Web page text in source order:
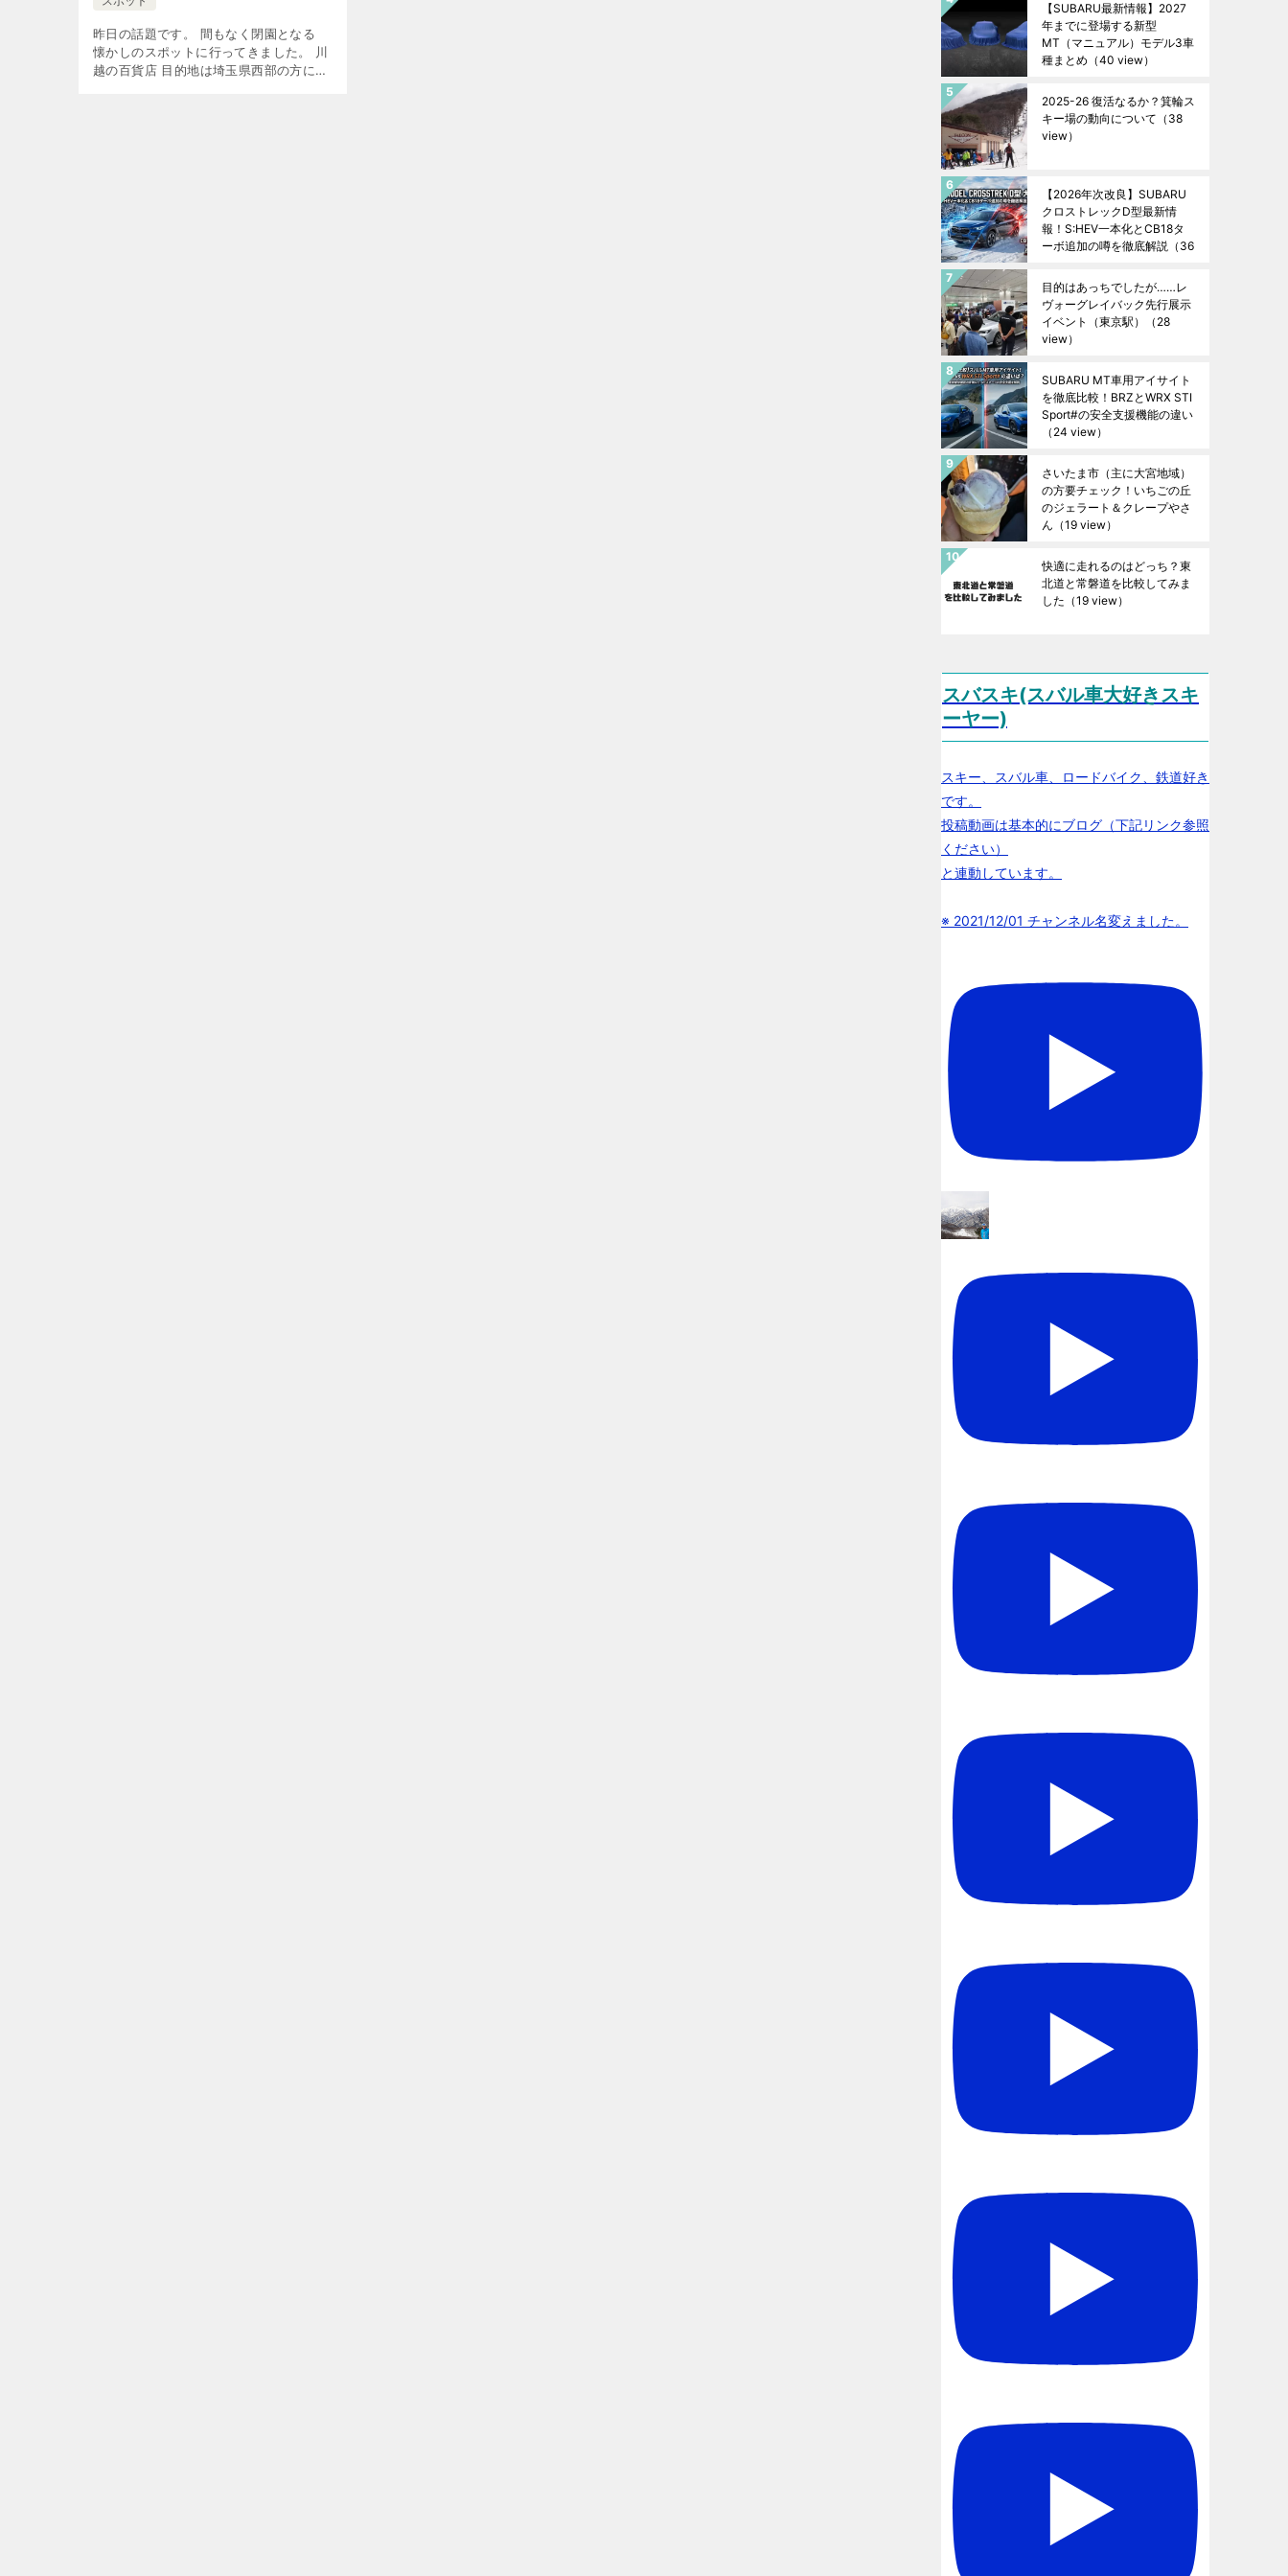
昨日の話題です。 間もなく閉園となる
懐かしのスポットに行ってきました。 川
越の百貨店 目的地は埼玉県西部の方には
【SUBARU最新情報】2027
年までに登場する新型
MT（マニュアル）モデル3車
種まとめ （40 view）
2025-26 復活なるか？箕輪ス
キー場の動向について （38
view）
【2026年次改良】SUBARU
クロストレックD型最新情
報！S:HEV一本化とCB18タ
ーボ追加の噂を徹底解説 （36
目的はあっちでしたが……レ
ヴォーグレイバック先行展示
イベント（東京駅）
（28
view）
SUBARU MT車用アイサイト
を徹底比較！BRZとWRX STI
Sport#の安全支援機能の違い
（24 view）
さいたま市（主に大宮地域）
の方要チェック！いちごの丘
のジェラート＆クレープやさ
ん （19 view）
快適に走れるのはどっち？東
北道と常磐道を比較してみま
した （19 view）
スバスキ(スバル車大好きスキ
ーヤー)
スキー、スバル車、ロードバイク、鉄道好き
です。
投稿動画は基本的にブログ（下記リンク参照
ください）
と連動しています。
※ 2021/12/01 チャンネル名変えました。